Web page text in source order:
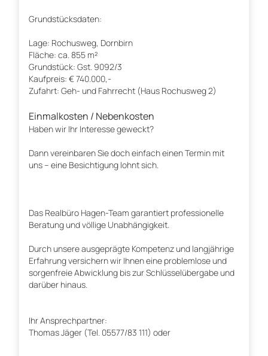
Grundstücksdaten:
Lage: Rochusweg, Dornbirn
Fläche: ca. 855 m²
Grundstück: Gst. 9092/3
Kaufpreis: € 740.000,-
Zufahrt: Geh- und Fahrrecht (Haus Rochusweg 2)
Einmalkosten / Nebenkosten
Haben wir Ihr Interesse geweckt?
Dann vereinbaren Sie doch einfach einen Termin mit
uns – eine Besichtigung lohnt sich.
Das Realbüro Hagen-Team garantiert professionelle
Beratung und völlige Unabhängigkeit.
Durch unsere ausgeprägte Kompetenz und langjährige
Erfahrung versichern wir Ihnen eine problemlose und
sorgenfreie Abwicklung bis zur Schlüsselübergabe und
darüber hinaus.
Ihr Ansprechpartner:
Thomas Jäger (Tel. 05577/83 111) oder